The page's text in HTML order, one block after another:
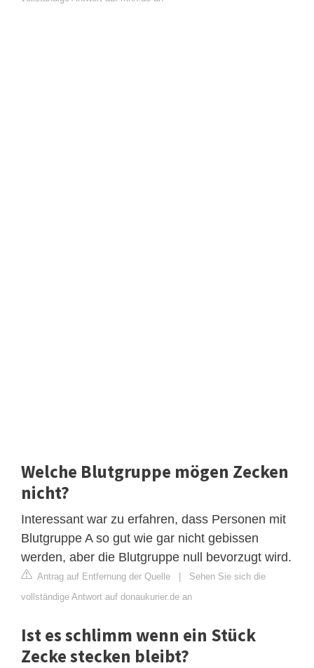
Welche Blutgruppe mögen Zecken
nicht?
Interessant war zu erfahren, dass Personen mit
Blutgruppe A so gut wie gar nicht gebissen
werden, aber die Blutgruppe null bevorzugt wird.
Antrag auf Entfernung der Quelle | Sehen Sie sich die
vollständige Antwort auf donaukurier.de an
Ist es schlimm wenn ein Stück
Zecke stecken bleibt?